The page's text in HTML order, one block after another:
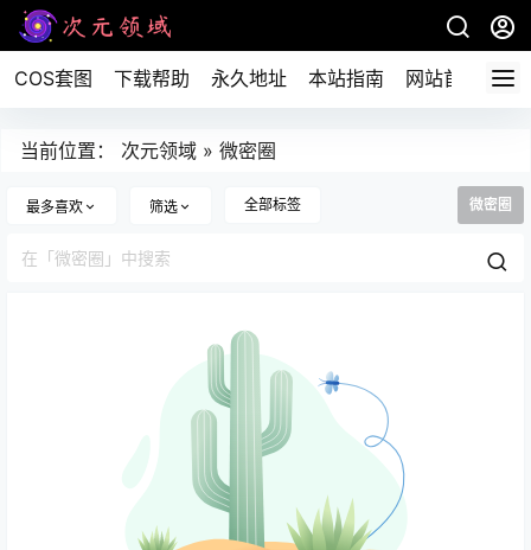
COS套图 下载帮助 永久地址 本站指南 网站首页
当前位置： 次元领域 » 微密圈
最多喜欢 筛选 全部标签 微密圈